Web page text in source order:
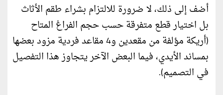
أضف إلى ذلك، لا ضرورة للالتزام بشراء طقم الأثاث
بل اختيار قطع متفرقة حسب حجم الفراغ المتاح
(أريكة مؤلفة من مقعدين و4 مقاعد فردية مزود بعضها
بمساند الأيدي، فيما البعض الآخر يتجاوز هذا التفصيل
في التصميم).